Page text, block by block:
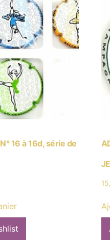
16 à 16d, série de